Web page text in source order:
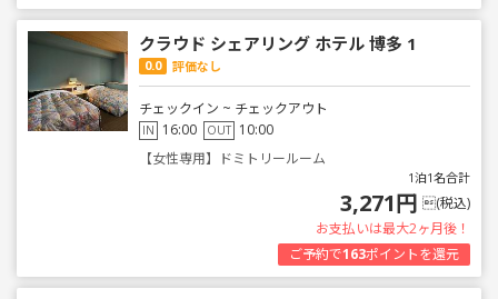
クラウド シェアリング ホテル 博多 1
0.0 評価なし
チェックイン ~ チェックアウト
IN 16:00 OUT 10:00
【女性専用】ドミトリールーム
1泊1名合計
3,271円 (税込)
お支払いは最大2ヶ月後！
ご予約で163ポイントを還元